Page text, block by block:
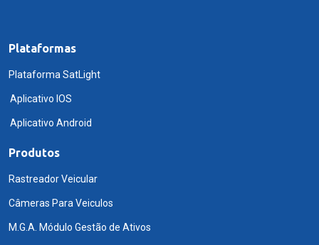
Plataformas
Plataforma SatLight
Aplicativo IOS
Aplicativo Android
Produtos
Rastreador Veicular
Câmeras Para Veiculos
M.G.A. Módulo Gestão de Ativos